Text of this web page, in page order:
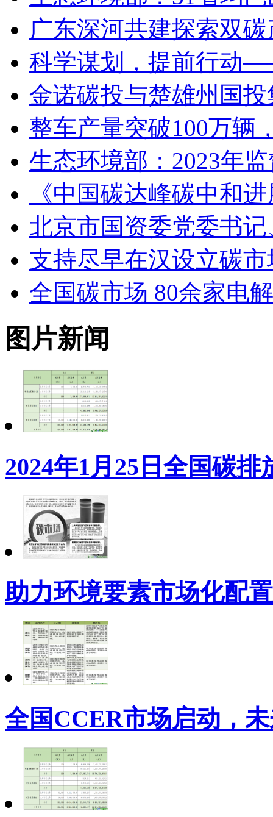
广东深河共建探索双
科学谋划，提前行动
金诺碳投与楚雄州国
整车产量突破100万辆
生态环境部：2023年
《中国碳达峰碳中和
北京市国资委党委书
支持尽早在汉设立碳
全国碳市场 80余家电
图片新闻
2024年1月25日全国碳
助力环境要素市场化配
全国CCER市场启动，